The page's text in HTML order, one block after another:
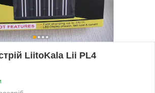
LiitoKala Lii PL4